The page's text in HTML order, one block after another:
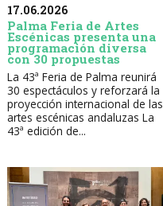
17.06.2026
Palma Feria de Artes
Escénicas presenta una
programación diversa
con 30 propuestas
La 43ª Feria de Palma reunirá
30 espectáculos y reforzará la
proyección internacional de las
artes escénicas andaluzas La
43ª edición de...